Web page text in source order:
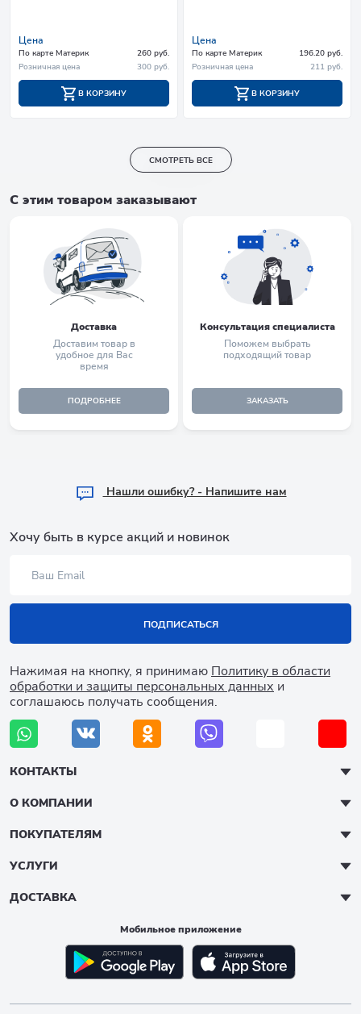
Цена
По карте Материк
260 руб.
Розничная цена
300 руб.
В КОРЗИНУ
Цена
По карте Материк
196.20 руб.
Розничная цена
211 руб.
В КОРЗИНУ
СМОТРЕТЬ ВСЕ
С этим товаром заказывают
Доставка
Доставим товар в
удобное для Вас
время
ПОДРОБНЕЕ
Консультация специалиста
Поможем выбрать
подходящий товар
ЗАКАЗАТЬ
Hашли ошибку? - Напишите нам
Хочу быть в курсе акций и новинок
ПОДПИСАТЬСЯ
Нажимая на кнопку, я принимаю Политику в области
обработки и защиты персональных данных и
соглашаюсь получать сообщения.
КОНТАКТЫ
О КОМПАНИИ
ПОКУПАТЕЛЯМ
УСЛУГИ
ДОСТАВКА
Мобильное приложение